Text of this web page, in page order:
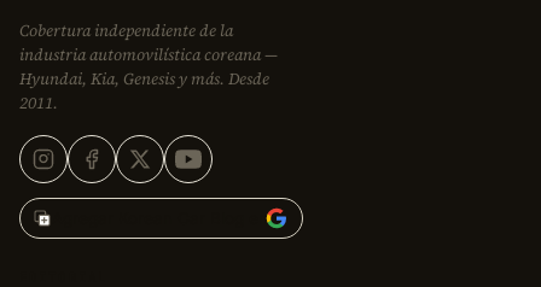
Cobertura independiente de la
industria automovilística coreana —
Hyundai, Kia, Genesis y más. Desde
2011.
Agregar Korean Car Blog en